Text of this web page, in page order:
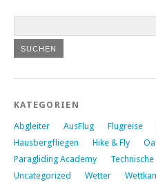
KATEGORIEN
Abgleiter AusFlug Flugreise
Hausbergfliegen
Hike & Fly
Paragliding Academy
Uncategorized
Wetter